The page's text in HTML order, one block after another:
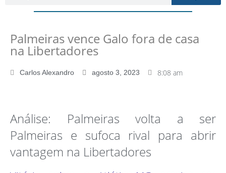
Palmeiras vence Galo fora de casa
na Libertadores
Carlos Alexandro agosto 3, 2023 8:08 am
Análise: Palmeiras volta a ser
Palmeiras e sufoca rival para abrir
vantagem na Libertadores